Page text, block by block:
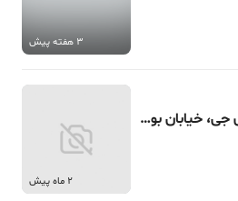
3 هفته پیش
62 متر، محدوده سی متری جی، خیابان بوستان سعدی
2 ماه پیش